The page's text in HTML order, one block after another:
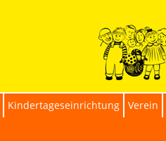
Kindertageseinrichtung Verein